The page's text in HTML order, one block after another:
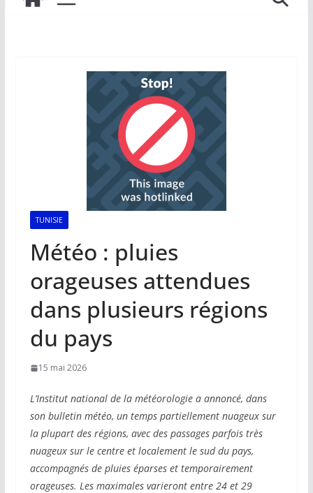
TUNISIE
Météo : pluies
orageuses attendues
dans plusieurs régions
du pays
15 mai 2026
L’Institut national de la météorologie a annoncé, dans
son bulletin météo, un temps partiellement nuageux sur
la plupart des régions, avec des passages parfois très
nuageux sur le centre et localement le sud du pays,
accompagnés de pluies éparses et temporairement
orageuses. Les maximales varieront entre 24 et 29